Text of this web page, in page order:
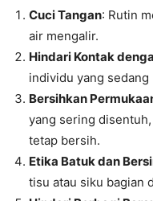
Cuci Tangan: Rutin
air mengalir.
Hindari Kontak
individu yang
Bersihkan
yang sering
tetap bersih.
Etika Batuk dan
tisu atau siku bagian